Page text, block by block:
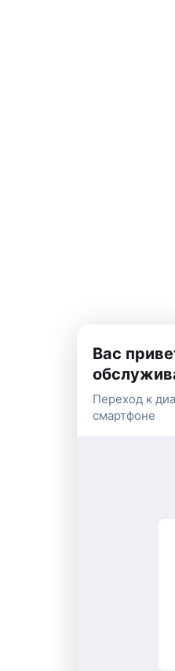
Вас
Переход к
смартфоне